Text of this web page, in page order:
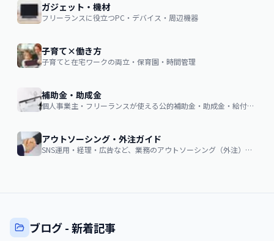
ガジェット・機材
フリーランスに役立つPC・デバイス・周辺機器
子育て×働き方
子育てと在宅ワークの両立・保育園・時間管理
補助金・助成金
個人事業主・フリーランスが使える公的補助金・助成金・給付金の申請ガイド
アウトソーシング・外注ガイド
SNS運用・経理・広告など、業務のアウトソーシング（外注）を検討する企業・個人向け。費用相場・依頼の流れ・失敗しない選び方
ブログ - 新着記事